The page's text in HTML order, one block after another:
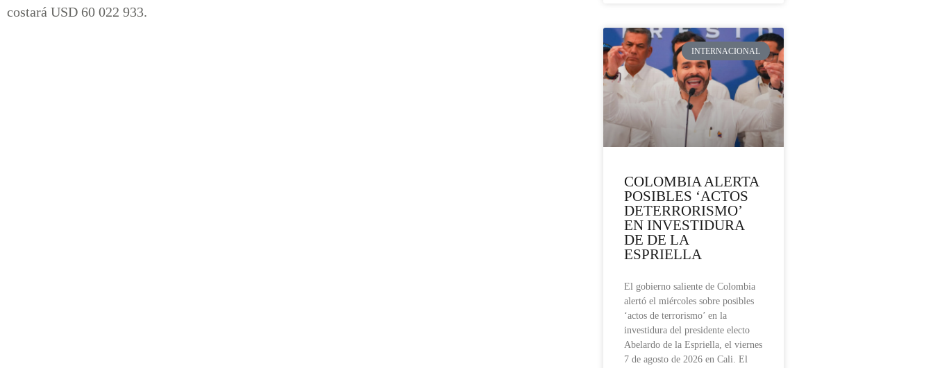
costará USD 60 022 933.
INTERNACIONAL
COLOMBIA ALERTA
POSIBLES ‘ACTOS
DETERRORISMO’
EN INVESTIDURA
DE DE LA
ESPRIELLA
El gobierno saliente de Colombia
alertó el miércoles sobre posibles
‘actos de terrorismo’ en la
investidura del presidente electo
Abelardo de la Espriella, el viernes
7 de agosto de 2026 en Cali. El